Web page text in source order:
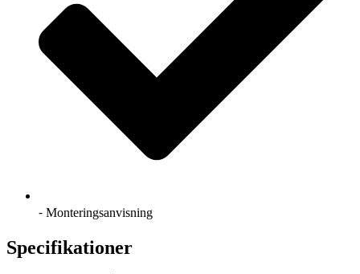
⁃ Monteringsanvisning
Specifikationer